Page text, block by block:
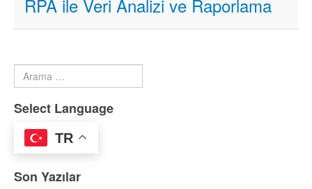
RPA ile Veri Analizi ve Raporlama
Arama
Select Language
TR
Son Yazılar